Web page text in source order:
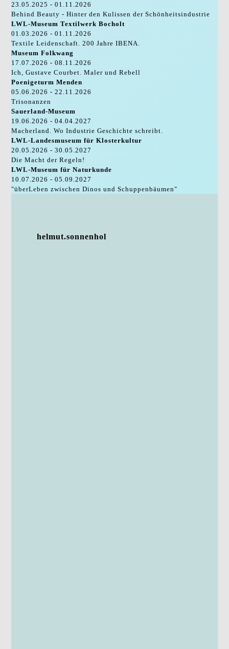
23.05.2025 - 01.11.2026
Behind Beauty - Hinter den Kulissen der Schönheitsindustrie
LWL-Museum Textilwerk Bocholt
01.03.2026 - 01.11.2026
Textile Leidenschaft. 200 Jahre IBENA.
Museum Folkwang
17.07.2026 - 08.11.2026
Ich, Gustave Courbet. Maler und Rebell
Poenigeturm Menden
05.06.2026 - 22.11.2026
Trisonanzen
Sauerland-Museum
19.06.2026 - 04.04.2027
Macherland. Wo Industrie Geschichte schreibt.
LWL-Landesmuseum für Klosterkultur
20.05.2026 - 30.05.2027
Die Macht der Regeln!
LWL-Museum für Naturkunde
10.07.2026 - 05.09.2027
"überLeben zwischen Dinos und Schuppenbäumen"
helmut.sonnenhol